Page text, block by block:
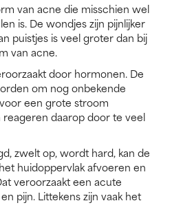
van acne die misschien wel
is. De wondjes zijn pijnlijker
puistjes is veel groter dan bij
van acne.
door hormonen. De
om nog onbekende
een grote stroom
daarop door te veel
zwelt op, wordt hard, kan de
huidoppervlak afvoeren en
veroorzaakt een acute
pijn. Littekens zijn vaak het